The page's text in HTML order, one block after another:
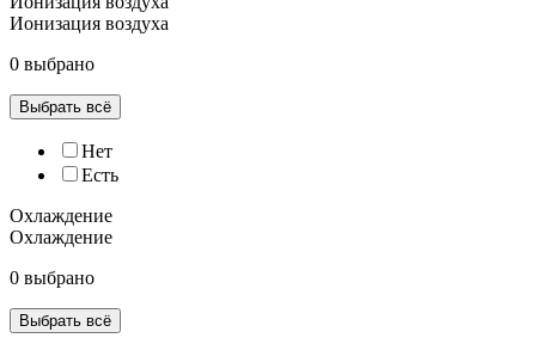
Ионизация воздуха
0 выбрано
Выбрать всё
Нет
Есть
Охлаждение
Охлаждение
0 выбрано
Выбрать всё